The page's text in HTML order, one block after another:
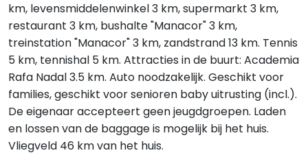
km, levensmiddelenwinkel 3 km, supermarkt 3 km,
restaurant 3 km, bushalte "Manacor" 3 km,
treinstation "Manacor" 3 km, zandstrand 13 km. Tennis
5 km, tennishal 5 km. Attracties in de buurt: Academia
Rafa Nadal 3.5 km. Auto noodzakelijk. Geschikt voor
families, geschikt voor senioren baby uitrusting (incl.).
De eigenaar accepteert geen jeugdgroepen. Laden
en lossen van de baggage is mogelijk bij het huis.
Vliegveld 46 km van het huis.